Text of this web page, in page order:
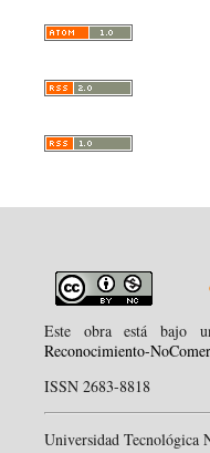
Este obra está bajo
Reconocimiento-
ISSN 2683-8818
Universidad Tecnológica